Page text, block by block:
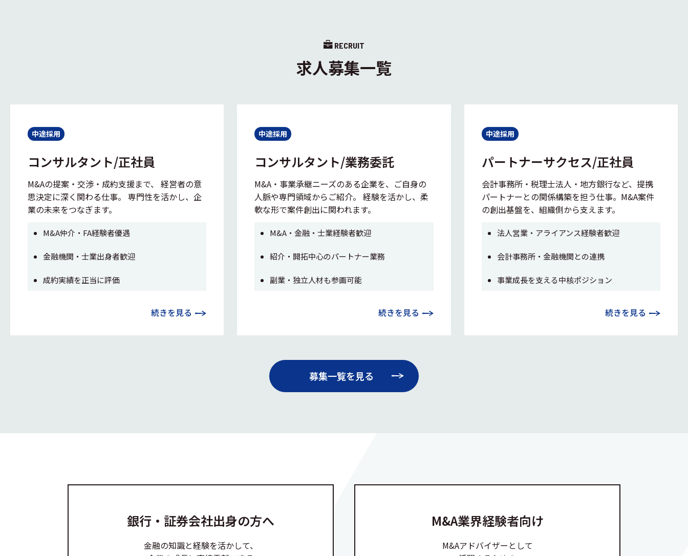
RECRUIT
求人募集一覧
中途採用
コンサルタント/正社員
M&Aの提案・交渉・成約支援まで、 経営者の意
思決定に深く関わる仕事。 専門性を活かし、企
業の未来をつなぎます。
M&A仲介・FA経験者優遇
金融機関・士業出身者歓迎
成約実績を正当に評価
続きを見る
中途採用
コンサルタント/業務委託
M&A・事業承継ニーズのある企業を、ご自身の
人脈や専門領域からご紹介。 経験を活かし、柔
軟な形で案件創出に関われます。
M&A・金融・士業経験者歓迎
紹介・開拓中心のパートナー業務
副業・独立人材も参画可能
続きを見る
中途採用
パートナーサクセス/正社員
会計事務所・税理士法人・地方銀行など、提携
パートナーとの関係構築を担う仕事。M&A案件
の創出基盤を、組織側から支えます。
法人営業・アライアンス経験者歓迎
会計事務所・金融機関との連携
事業成長を支える中核ポジション
続きを見る
募集一覧を見る
銀行・証券会社出身の方へ
金融の知識と経験を活かして、
M&A業界経験者向け
M&Aアドバイザーとして